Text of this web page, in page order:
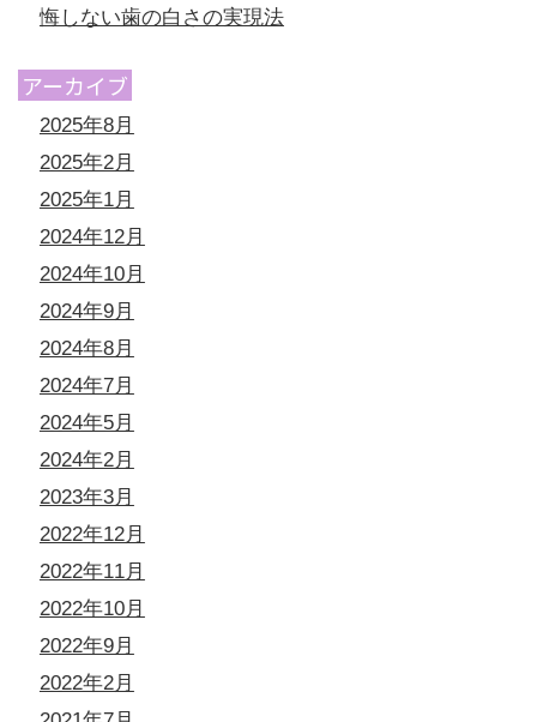
悔しない歯の白さの実現法
アーカイブ
2025年8月
2025年2月
2025年1月
2024年12月
2024年10月
2024年9月
2024年8月
2024年7月
2024年5月
2024年2月
2023年3月
2022年12月
2022年11月
2022年10月
2022年9月
2022年2月